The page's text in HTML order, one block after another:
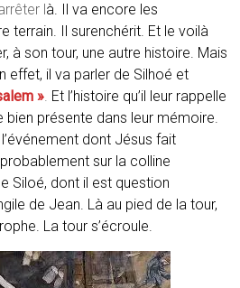
là. Il va encore les
terrain. Il surenchérit. Et le voilà
à son tour, une autre histoire. Mais
effet, il va parler de Silhoé et
». Et l’histoire qu’il leur rappelle
présente dans leur mémoire.
dont Jésus fait
sur la colline
Siloé, dont il est question
de Jean. Là au pied de la tour,
La tour s’écroule.